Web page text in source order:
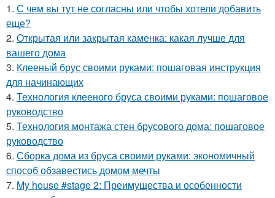
1. С чем вы тут не согласны или чтобы хотели добавить
еще?
2. Открытая или закрытая каменка: какая лучше для
вашего дома
3. Клееный брус своими руками: пошаговая инструкция
для начинающих
4. Технология клееного бруса своими руками: пошаговое
руководство
5. Технология монтажа стен брусового дома: пошаговое
руководство
6. Сборка дома из бруса своими руками: экономичный
способ обзавестись домом мечты
7. My house #stage 2: Преимущества и особенности